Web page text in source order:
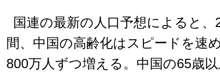
国連の最新の人口予想によると
間、中国の高齢化はスピードを速
800万人ずつ増える。中国の65歳